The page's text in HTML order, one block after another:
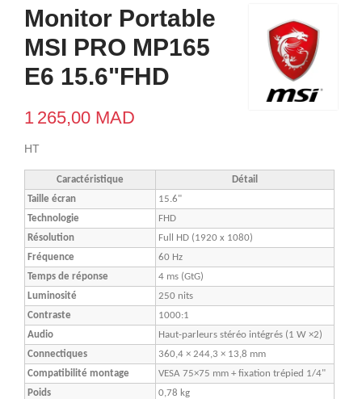
Monitor Portable
MSI PRO MP165
E6 15.6"FHD
1 265,00 MAD
HT
Caractéristique
Détail
Taille écran
15.6"
Technologie
FHD
Résolution
Full HD (1920 x 1080)
Fréquence
60 Hz
Temps de réponse
4 ms (GtG)
Luminosité
250 nits
Contraste
1000:1
Audio
Haut-parleurs stéréo intégrés (1 W ×2)
Connectiques
360,4 × 244,3 × 13,8 mm
Compatibilité montage
VESA 75×75 mm + fixation trépied 1/4"
Poids
0,78 kg